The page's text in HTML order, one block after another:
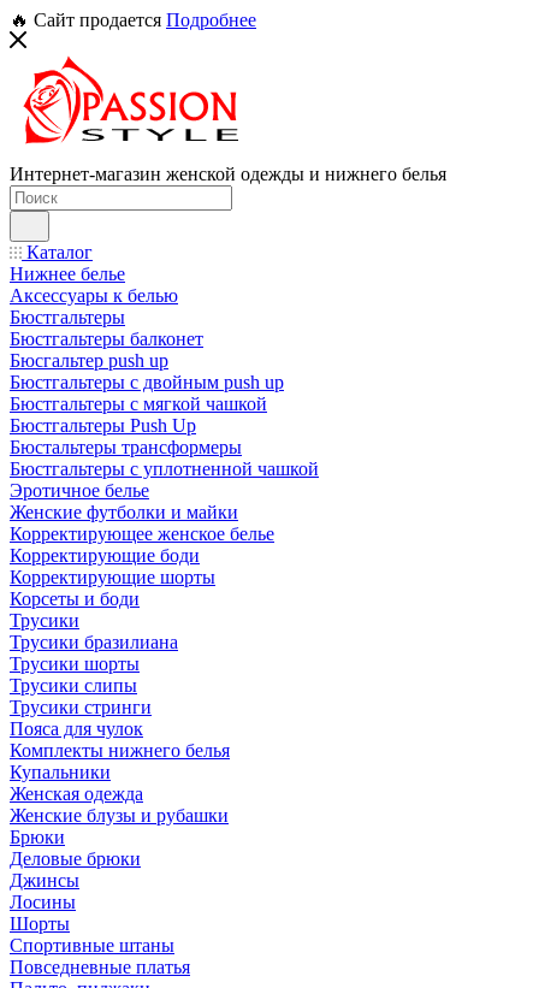
🔥 Сайт продается Подробнее
Интернет-магазин женской одежды и нижнего белья
Каталог
Нижнее белье
Аксессуары к белью
Бюстгальтеры
Бюстгальтеры балконет
Бюсгальтер push up
Бюстгальтеры с двойным push up
Бюстгальтеры с мягкой чашкой
Бюстгальтеры Push Up
Бюстальтеры трансформеры
Бюстгальтеры с уплотненной чашкой
Эротичное белье
Женские футболки и майки
Корректирующее женское белье
Корректирующие боди
Корректирующие шорты
Корсеты и боди
Трусики
Трусики бразилиана
Трусики шорты
Трусики слипы
Трусики стринги
Пояса для чулок
Комплекты нижнего белья
Купальники
Женская одежда
Женские блузы и рубашки
Брюки
Деловые брюки
Джинсы
Лосины
Шорты
Спортивные штаны
Повседневные платья